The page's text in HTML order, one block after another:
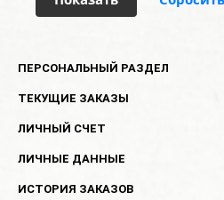
ПЕРСОНАЛЬНЫЙ РАЗДЕЛ
ТЕКУЩИЕ ЗАКАЗЫ
ЛИЧНЫЙ СЧЕТ
ЛИЧНЫЕ ДАННЫЕ
ИСТОРИЯ ЗАКАЗОВ